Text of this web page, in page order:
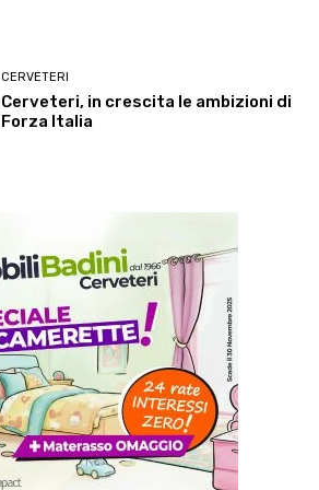
CERVETERI
Cerveteri, in crescita le ambizioni di
Forza Italia